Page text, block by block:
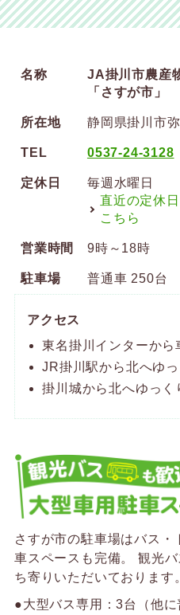
名称
JA掛川市農産
「さすが市」
所在地 静岡県掛川市
TEL 0537-24-3128
定休日
毎週水曜日
直近の定休
こちら
営業時間 9時～18時
駐車場 普通車 250台
アクセス
東名掛川インターから
JR掛川駅から北へゆ
掛川城から北へゆっく
さすが市の駐車場はバス・
車スペースも完備。
観光
ち寄りいただいております。
●大型バス専用：3台（他